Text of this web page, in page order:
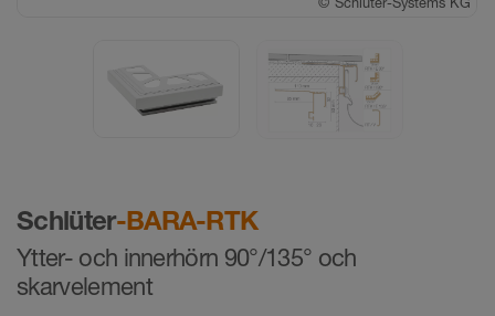
Schlüter-BARA-RTK
Ytter- och innerhörn 90°/135° och
skarvelement
© Schlüter-Systems KG